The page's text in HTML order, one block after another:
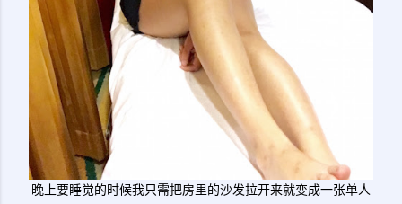
晚上要睡觉的时候我只需把房里的沙发拉开来就变成一张单人